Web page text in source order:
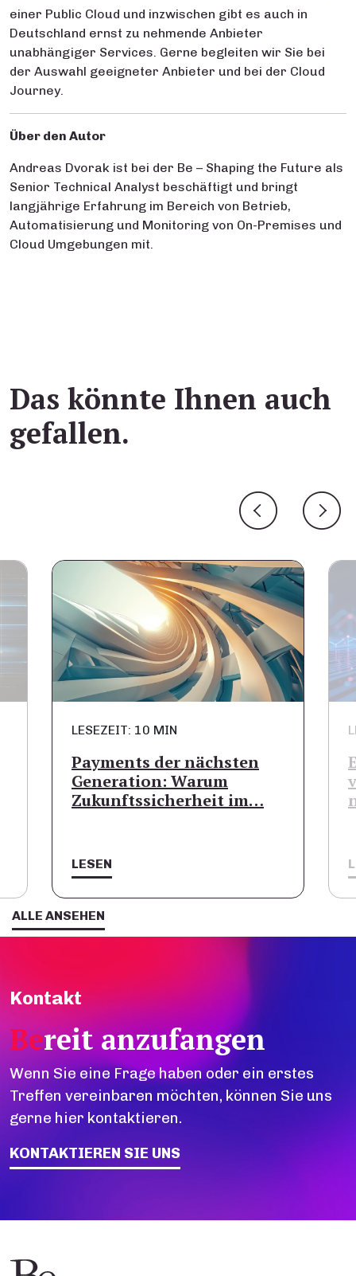
einer Public Cloud und inzwischen gibt es auch in
Deutschland ernst zu nehmende Anbieter
unabhängiger Services. Gerne begleiten wir Sie bei
der Auswahl geeigneter Anbieter und bei der Cloud
Journey.
Über den Autor
Andreas Dvorak ist bei der Be – Shaping the Future als
Senior Technical Analyst beschäftigt und bringt
langjährige Erfahrung im Bereich von Betrieb,
Automatisierung und Monitoring von On-Premises und
Cloud Umgebungen mit.
Das könnte Ihnen auch
gefallen.
ALLE ANSEHEN
LESEZEIT: 10 MIN
Payments der nächsten
Generation: Warum
Zukunftssicherheit im…
LESEN
Kontakt
Bereit anzufangen
Wenn Sie eine Frage haben oder ein erstes
Treffen vereinbaren möchten, können Sie uns
gerne hier kontaktieren.
KONTAKTIEREN SIE UNS